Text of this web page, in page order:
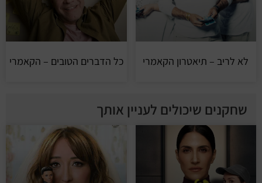
לא לריב – תיאטרון הקאמרי כל הדברים הטובים – הקאמרי
שחקנים שיכולים לעניין אותך